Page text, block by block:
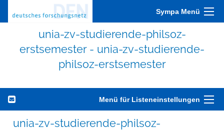
Sympa Menü
unia-zv-studierende-philsoz-
erstsemester - unia-zv-studierende-
philsoz-erstsemester
Menü für Listeneinstellungen
unia-zv-studierende-philsoz-